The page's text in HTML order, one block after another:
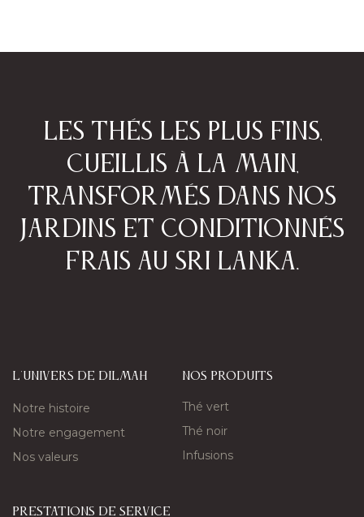
Les thés les plus fins,
cueillis à la main,
transformés dans nos
jardins et conditionnés
frais au Sri Lanka.​
L'univers de Dilmah
Notre histoire
Notre engagement
Nos valeurs
nos produits
Thé vert
Thé noir
Infusions
PRESTATIONS DE SERVICE